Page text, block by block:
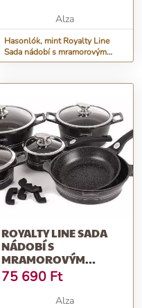
SILVER, STŘÍBRNÁ
Alza
Hasonlók, mint Royalty Line
Sada nádobí s mramorovým
povrchem 14 ks CLICK SYSTÉM
ROYALTY LINE SADA
NÁDOBÍ S
MRAMOROVÝM
POVRCHEM 14 KS CLICK
SYSTÉM RL-ES2014M-
BLACK, ČERNÁ
75 690 Ft
Alza